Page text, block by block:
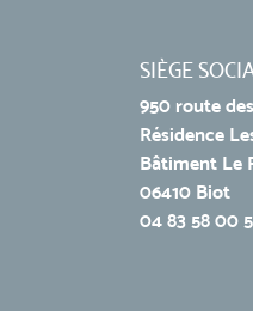
SIÈGE
950 route
Résidence
Bâtiment Le
06410 Biot
04 83 58 00